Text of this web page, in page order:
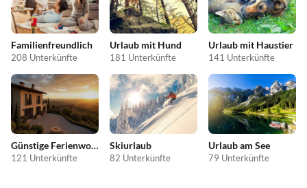
Familienfreundlich
208 Unterkünfte
Urlaub mit Hund
181 Unterkünfte
Urlaub mit Haustier
141 Unterkünfte
Günstige Ferienwohnungen
121 Unterkünfte
Skiurlaub
82 Unterkünfte
Urlaub am See
79 Unterkünfte